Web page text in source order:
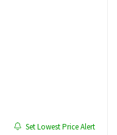
Set Lowest Price Alert